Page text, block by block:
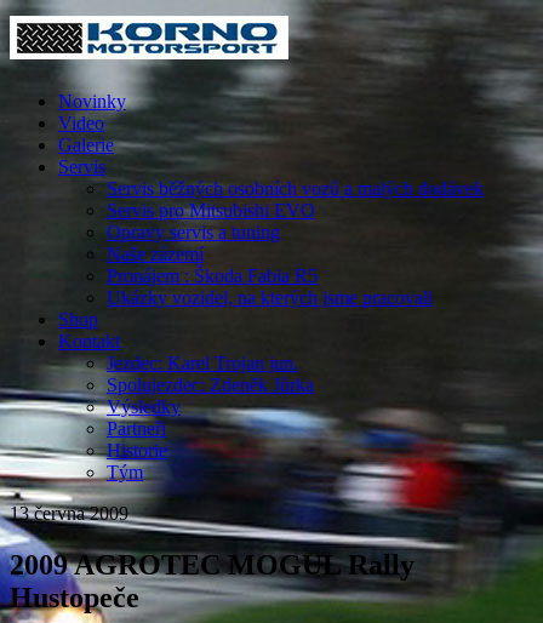
Novinky
Video
Galerie
Servis
Servis běžných osobních vozů a malých dodávek
Servis pro Mitsubishi EVO
Opravy servis a tuning
Naše zázemí
Pronájem : Škoda Fabia R5
Ukázky vozidel, na kterých jsme pracovali
Shop
Kontakt
Jezdec: Karel Trojan jun.
Spolujezdec: Zdeněk Jůrka
Výsledky
Partneři
Historie
Tým
13 června 2009
2009 AGROTEC MOGUL Rally
Hustopeče